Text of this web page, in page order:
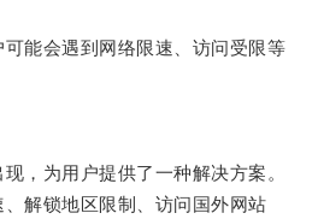
能会遇到网络限速、访问受限等
为用户提供了一种解决方案。
解锁地区限制、访问国外网站